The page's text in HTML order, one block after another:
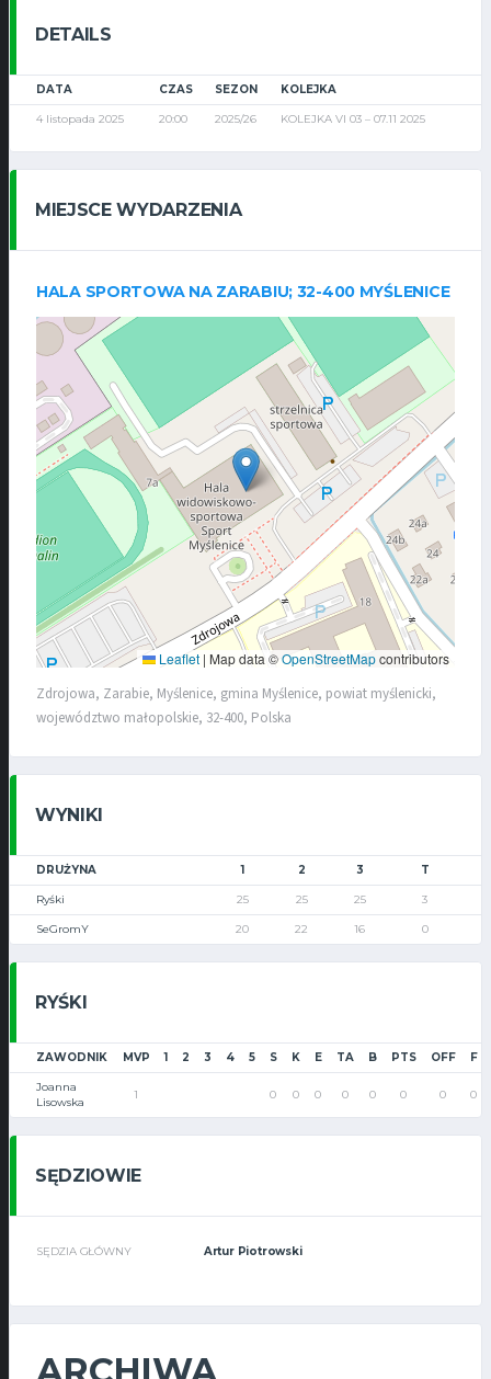
DETAILS
DATA CZAS SEZON KOLEJKA
4 listopada 2025 20:00 2025/26 KOLEJKA VI 03 – 07.11 2025
MIEJSCE WYDARZENIA
HALA SPORTOWA NA ZARABIU; 32-400 MYŚLENICE
Leaflet | Map data ©OpenStreetMapcontributors
Zdrojowa, Zarabie, Myślenice, gmina Myślenice, powiat myślenicki,
województwo małopolskie, 32-400, Polska
WYNIKI
DRUŻYNA 1 2 3 T
Ryśki 25 25 25 3
SeGromY 20 22 16 0
RYŚKI
ZAWODNIK MVP 1 2 3 4 5 S K E TA B PTS OFF F
Joanna
Lisowska
1 0 0 0 0 0 0 0 0
SĘDZIOWIE
SĘDZIA GŁÓWNY Artur Piotrowski